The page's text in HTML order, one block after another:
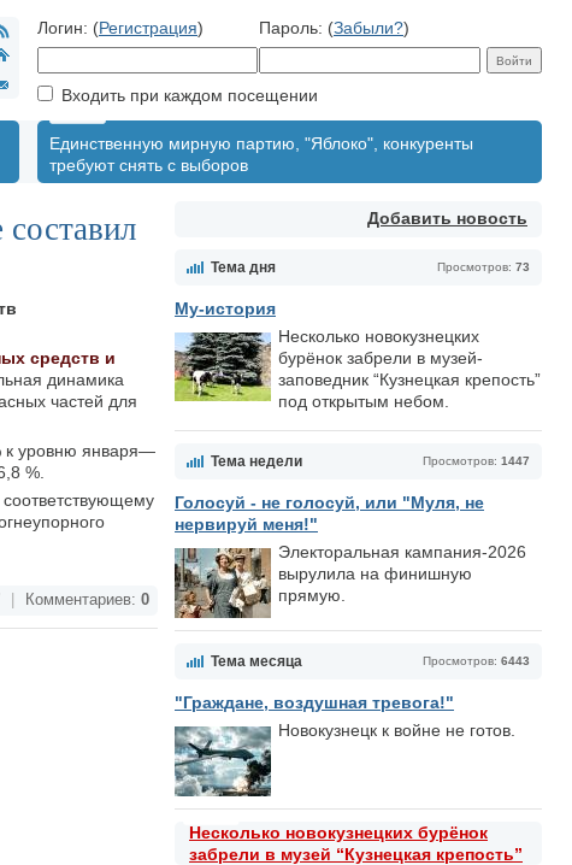
Логин: (Регистрация) Пароль: (Забыли?)
Входить при каждом посещении
Единственную мирную партию, "Яблоко", конкуренты
требуют снять с выборов
Добавить новость
Просмотров: 73
Тема дня
Му-история
Несколько новокузнецких
бурёнок забрели в музей-
заповедник “Кузнецкая крепость”
под открытым небом.
Просмотров: 1447
Тема недели
Голосуй - не голосуй, или "Муля, не
нервируй меня!"
Электоральная кампания-2026
вырулила на финишную
прямую.
Просмотров: 6443
Тема месяца
"Граждане, воздушная тревога!"
Новокузнецк к войне не готов.
Несколько новокузнецких бурёнок
забрели в музей “Кузнецкая крепость”
средств и
динамика
частей для
к уровню января—
%.
соответствующему
Комментариев: 0